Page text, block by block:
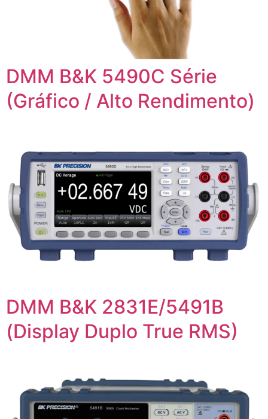
DMM B&K 5490C Série
(Gráfico / Alto Rendimento)
DMM B&K 2831E/5491B
(Display Duplo True RMS)